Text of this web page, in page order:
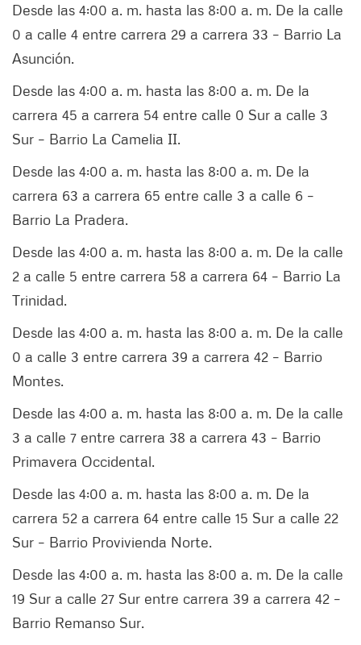
Desde las 4:00 a. m. hasta las 8:00 a. m. De la calle
0 a calle 4 entre carrera 29 a carrera 33 – Barrio La
Asunción.
Desde las 4:00 a. m. hasta las 8:00 a. m. De la
carrera 45 a carrera 54 entre calle 0 Sur a calle 3
Sur – Barrio La Camelia II.
Desde las 4:00 a. m. hasta las 8:00 a. m. De la
carrera 63 a carrera 65 entre calle 3 a calle 6 –
Barrio La Pradera.
Desde las 4:00 a. m. hasta las 8:00 a. m. De la calle
2 a calle 5 entre carrera 58 a carrera 64 – Barrio La
Trinidad.
Desde las 4:00 a. m. hasta las 8:00 a. m. De la calle
0 a calle 3 entre carrera 39 a carrera 42 – Barrio
Montes.
Desde las 4:00 a. m. hasta las 8:00 a. m. De la calle
3 a calle 7 entre carrera 38 a carrera 43 – Barrio
Primavera Occidental.
Desde las 4:00 a. m. hasta las 8:00 a. m. De la
carrera 52 a carrera 64 entre calle 15 Sur a calle 22
Sur – Barrio Provivienda Norte.
Desde las 4:00 a. m. hasta las 8:00 a. m. De la calle
19 Sur a calle 27 Sur entre carrera 39 a carrera 42 –
Barrio Remanso Sur.